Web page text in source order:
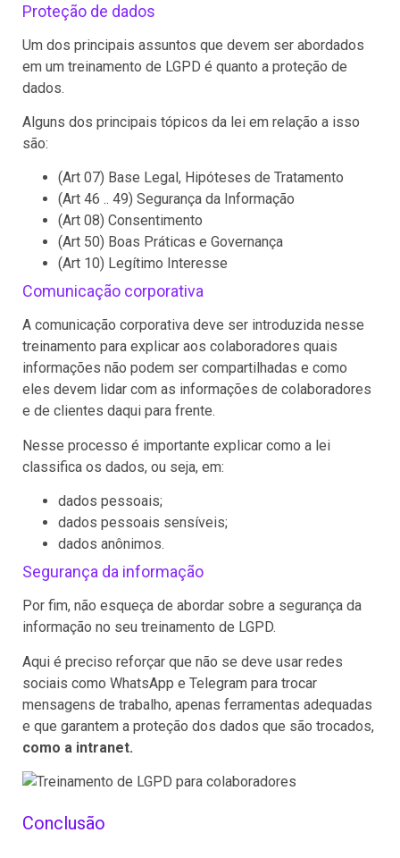
Proteção de dados
Um dos principais assuntos que devem ser abordados
em um treinamento de LGPD é quanto a proteção de
dados.
Alguns dos principais tópicos da lei em relação a isso
são:
(Art 07) Base Legal, Hipóteses de Tratamento
(Art 46 .. 49) Segurança da Informação
(Art 08) Consentimento
(Art 50) Boas Práticas e Governança
(Art 10) Legítimo Interesse
Comunicação corporativa
A comunicação corporativa deve ser introduzida nesse
treinamento para explicar aos colaboradores quais
informações não podem ser compartilhadas e como
eles devem lidar com as informações de colaboradores
e de clientes daqui para frente.
Nesse processo é importante explicar como a lei
classifica os dados, ou seja, em:
dados pessoais;
dados pessoais sensíveis;
dados anônimos.
Segurança da informação
Por fim, não esqueça de abordar sobre a segurança da
informação no seu treinamento de LGPD.
Aqui é preciso reforçar que não se deve usar redes
sociais como WhatsApp e Telegram para trocar
mensagens de trabalho, apenas ferramentas adequadas
e que garantem a proteção dos dados que são trocados,
como a intranet.
Conclusão